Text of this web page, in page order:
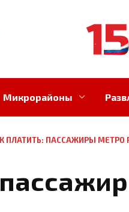
Микрорайоны
ПЛАТИТЬ: ПАССАЖИРЫ МЕТРО